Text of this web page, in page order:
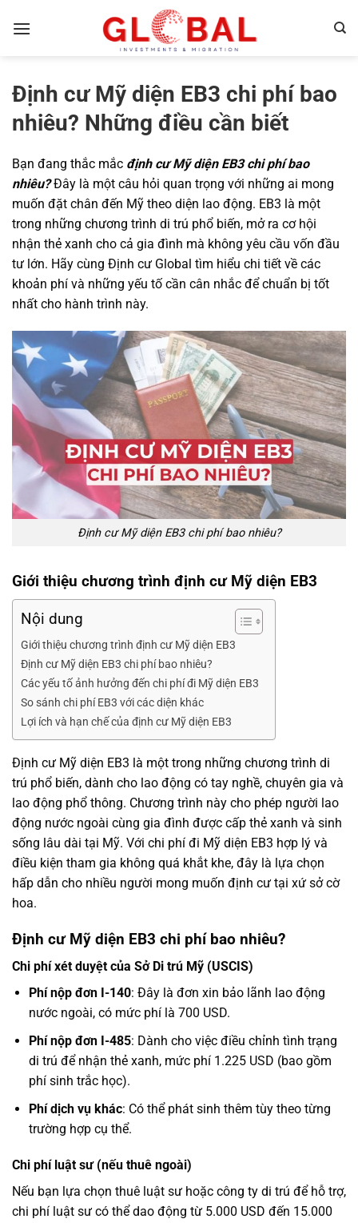
qua
Định cư Mỹ diện EB3 chi phí bao
nhiêu? Những điều cần biết
Bạn đang thắc mắc định cư Mỹ diện EB3 chi phí bao
nhiêu?Đây là một câu hỏi quan trọng với những ai mong
muốn đặt chân đến Mỹ theo diện lao động. EB3 là một
trong những chương trình di trú phổ biến, mở ra cơ hội
nhận thẻ xanh cho cả gia đình mà không yêu cầu vốn đầu
tư lớn. Hãy cùng Định cư Global tìm hiểu chi tiết về các
khoản phí và những yếu tố cần cân nhắc để chuẩn bị tốt
nhất cho hành trình này.
Định cư Mỹdiện EB3 chi phí bao nhiêu?
Giới thiệu chương trình định cư Mỹ diện EB3
Nội dung
Giới thiệu chương trình định cư Mỹ diện EB3
Định cư Mỹ diện EB3 chi phí bao nhiêu?
Các yếu tố ảnh hưởng đến chi phí đi Mỹ diện EB3
So sánh chi phí EB3 với các diện khác
Lợi ích và hạn chế của định cư Mỹ diện EB3
Định cư Mỹ diện EB3 là một trong những chương trình di
trú phổ biến, dành cho lao động có tay nghề, chuyên gia và
lao động phổ thông. Chương trình này cho phép người lao
động nước ngoài cùng gia đình được cấp thẻ xanh và sinh
sống lâu dài tại Mỹ. Với chi phí đi Mỹ diện EB3 hợp lý và
điều kiện tham gia không quá khắt khe, đây là lựa chọn
hấp dẫn cho nhiều người mong muốn định cư tại xứ sở cờ
hoa.
Định cư Mỹ diện EB3 chi phí bao nhiêu?
Chi phí xét duyệt của Sở Di trú Mỹ (USCIS)
Phí nộp đơn I-140: Đây là đơn xin bảo lãnh lao động
nước ngoài, có mức phí là 700 USD.
Phí nộp đơn I-485: Dành cho việc điều chỉnh tình trạng
di trú để nhận thẻ xanh, mức phí 1.225 USD (bao gồm
phí sinh trắc học).
Phí dịch vụ khác: Có thể phát sinh thêm tùy theo từng
trường hợp cụ thể.
Chi phí luật sư (nếu thuê ngoài)
Nếu bạn lựa chọn thuê luật sư hoặc công ty di trú để hỗ trợ,
chi phí luật sư có thể dao động từ 5.000 USD đến 15.000